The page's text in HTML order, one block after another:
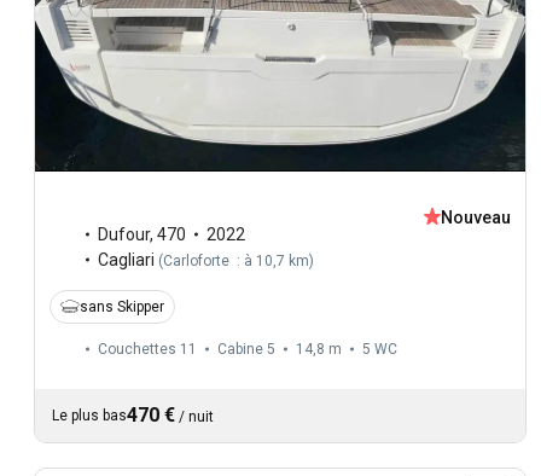
Dufour, 470
2022
Cagliari (Carloforte : à 10,7 km)
Nouveau
sans Skipper
Couchettes 11 Cabine 5 14,8 m 5 WC
Le plus bas470 € / nuit